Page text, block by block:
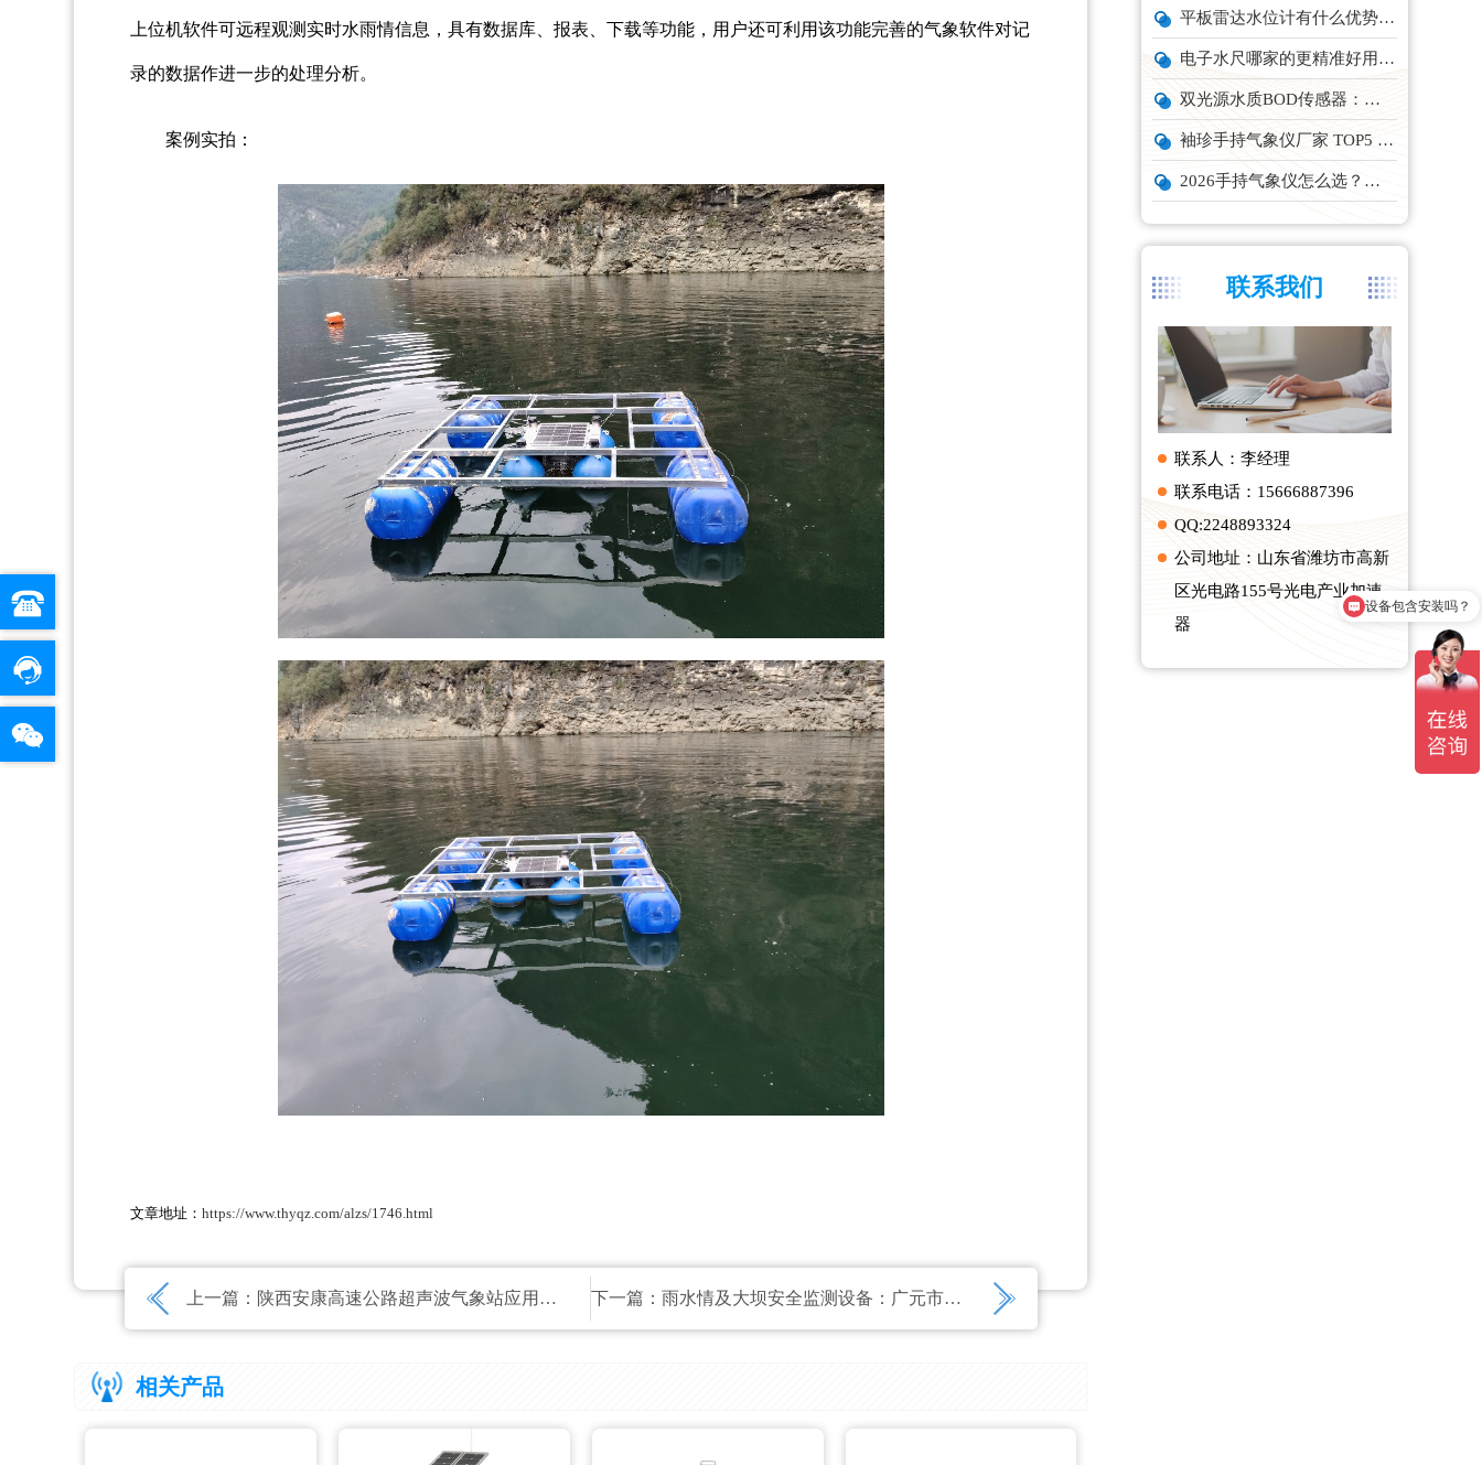
平板雷达水位计有什么优势？精准耐用品牌top1推荐！
电子水尺哪家的更精准好用？推荐云境天合TH-SC系列经济型设备
双光源水质BOD传感器：在线水体有机物监测设备厂家推荐
袖珍手持气象仪厂家 TOP5 实力榜单
2026手持气象仪怎么选？云境天合、天蔚主流机型深度测评
联系我们
联系人：李经理
联系电话：15666887396
QQ:2248893324
公司地址：山东省潍坊市高新
区光电路155号光电产业加速
器
上位机软件可远程观测实时水雨情信息，具有数据库、报表、下载等功能，用户还可利用该功能完善的气象软件对记
录的数据作进一步的处理分析。
案例实拍：
文章地址：https://www.thyqz.com/alzs/1746.html
上一篇： 陕西安康高速公路超声波气象站应用案例 下一篇： 雨水情及大坝安全监测设备：广元市青川县小型水库项目应用案例
相关产品
设备包含安装吗？
质保时间是多久？